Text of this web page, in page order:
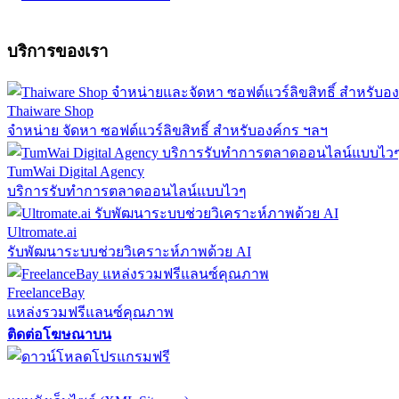
บริการของเรา
Thaiware Shop
จำหน่าย จัดหา ซอฟต์แวร์ลิขสิทธิ์ สำหรับองค์กร ฯลฯ
TumWai Digital Agency
บริการรับทำการตลาดออนไลน์แบบไวๆ
Ultromate.ai
รับพัฒนาระบบช่วยวิเคราะห์ภาพด้วย AI
FreelanceBay
แหล่งรวมฟรีแลนซ์คุณภาพ
ติดต่อโฆษณาบน